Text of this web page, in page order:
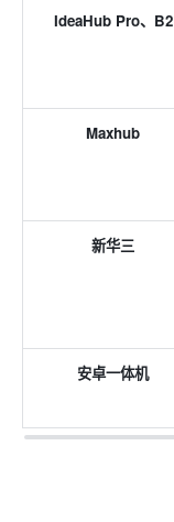
IdeaHub Pro、B2
Maxhub
新华三
安卓一体机